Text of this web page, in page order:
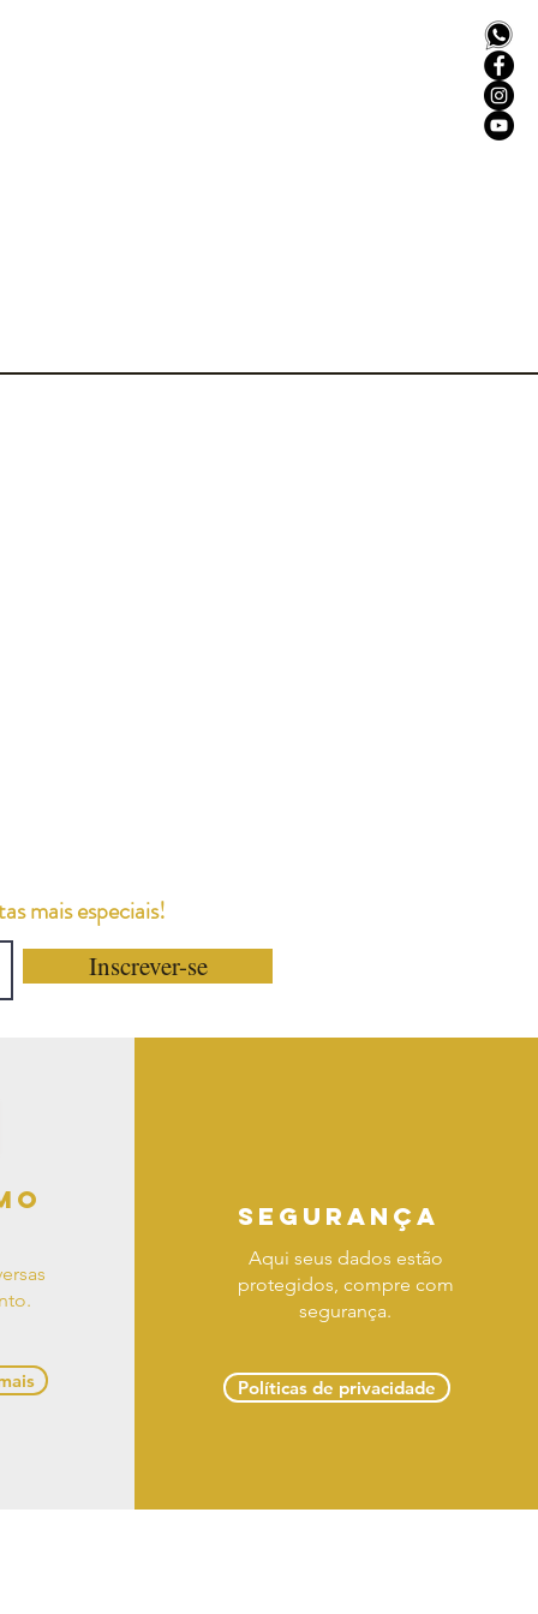
Inscrever-se
mais especiais!
segurança
Aqui seus dados estão
protegidos, compre com
segurança.
Políticas de privacidade